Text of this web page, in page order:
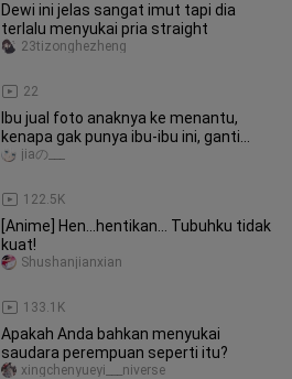
Dewi ini jelas sangat imut tapi dia
terlalu menyukai pria straight
22
23tizonghezheng
Ibu jual foto anaknya ke menantu,
kenapa gak punya ibu-ibu ini, ganti
saya
122.5K
jiaの___
[Anime] Hen...hentikan... Tubuhku tidak
kuat!
133.1K
Shushanjianxian
Apakah Anda bahkan menyukai
saudara perempuan seperti itu?
xingchenyueyi___niverse